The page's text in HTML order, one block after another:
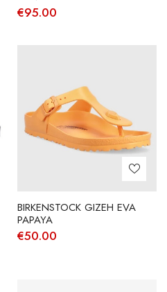
€95.00
BIRKENSTOCK GIZEH EVA
PAPAYA
€50.00